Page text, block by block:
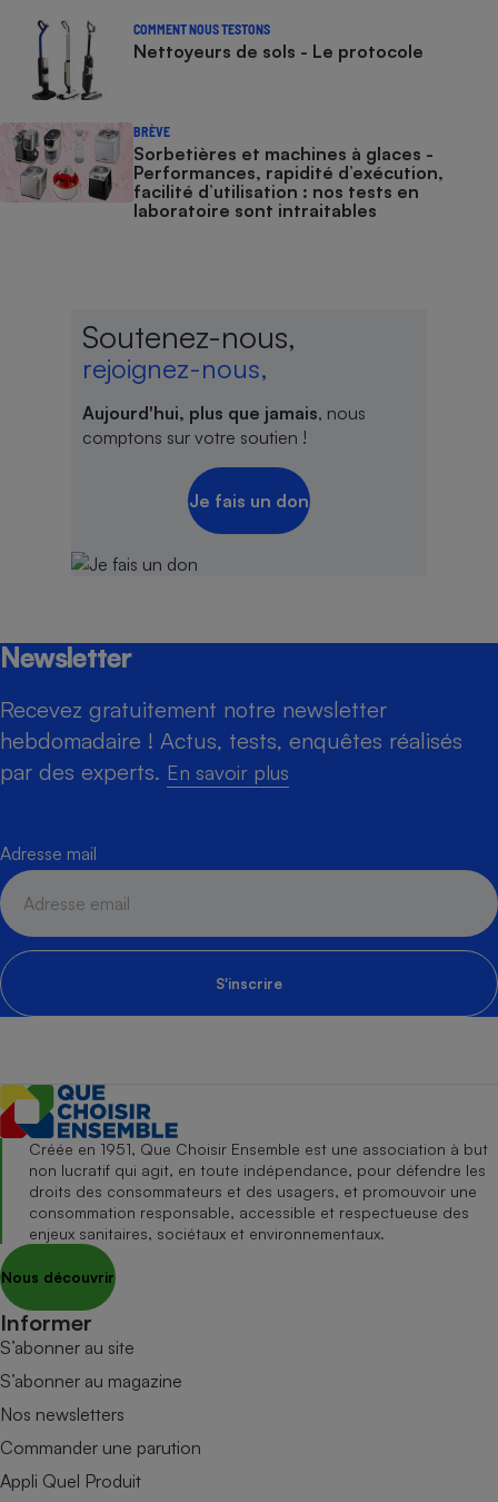
COMMENT NOUS TESTONS
Nettoyeurs de sols - Le protocole
BRÈVE
Sorbetières et machines à glaces​​​​​​ -
Performances, rapidité d’exécution,
facilité d’utilisation : nos tests en
laboratoire sont intraitables
Soutenez-nous,
rejoignez-nous,
Aujourd'hui, plus que jamais, nous
comptons sur votre soutien !
Je fais un don
Newsletter
Recevez gratuitement notre newsletter
hebdomadaire ! Actus, tests, enquêtes réalisés
par des experts. En savoir plus
Adresse mail
S'inscrire
Créée en 1951, Que Choisir Ensemble est une association à but
non lucratif qui agit, en toute indépendance, pour défendre les
droits des consommateurs et des usagers, et promouvoir une
consommation responsable, accessible et respectueuse des
enjeux sanitaires, sociétaux et environnementaux.
Nous découvrir
Informer
S’abonner au site
S’abonner au magazine
Nos newsletters
Commander une parution
Appli Quel Produit